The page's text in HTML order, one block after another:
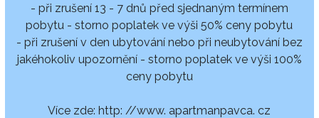
- při zrušení 13 - 7 dnů před sjednaným termínem
pobytu - storno poplatek ve výši 50% ceny pobytu
- při zrušení v den ubytování nebo při neubytování bez
jakéhokoliv upozornění - storno poplatek ve výši 100%
ceny pobytu
Více zde: http: //www. apartmanpavca. cz